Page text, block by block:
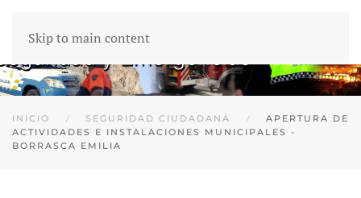
Skip to main content
INICIO SEGURIDAD CIUDADANA
APERTURA DE
ACTIVIDADES E INSTALACIONES MUNICIPALES -
BORRASCA EMILIA